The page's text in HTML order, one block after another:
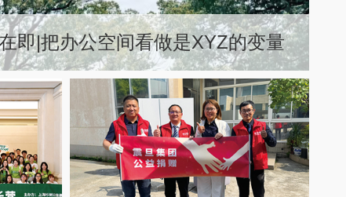
即|把办公空间看做是XYZ的变量